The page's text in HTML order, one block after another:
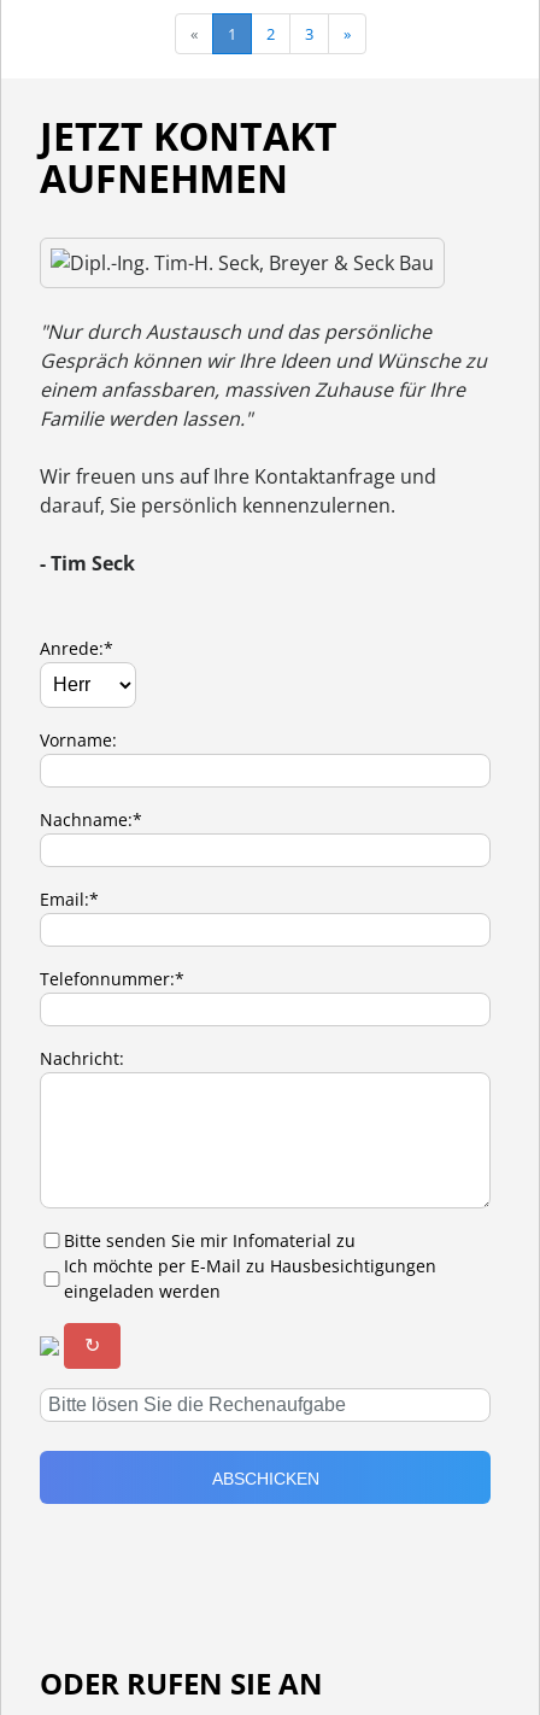
« 1 2 3 »
JETZT KONTAKT
AUFNEHMEN
"Nur durch Austausch und das persönliche
Gespräch können wir Ihre Ideen und Wünsche zu
einem anfassbaren, massiven Zuhause für Ihre
Familie werden lassen."
Wir freuen uns auf Ihre Kontaktanfrage und
darauf, Sie persönlich kennenzulernen.
- Tim Seck
Anrede:*
Vorname:
Nachname:*
Email:*
Telefonnummer:*
Nachricht:
Bitte senden Sie mir Infomaterial zu
Ich möchte per E-Mail zu Hausbesichtigungen
eingeladen werden
↻
ODER RUFEN SIE AN